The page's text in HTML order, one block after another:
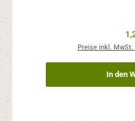
Preise inkl. MwSt.
In den